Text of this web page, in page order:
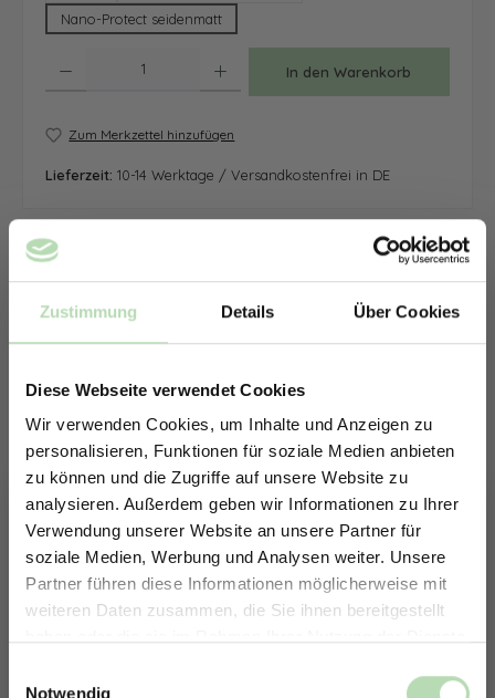
Zustimmung Details Über Cookies
Diese Webseite verwendet Cookies
Wir verwenden Cookies, um Inhalte und Anzeigen zu
personalisieren, Funktionen für soziale Medien anbieten
zu können und die Zugriffe auf unsere Website zu
analysieren. Außerdem geben wir Informationen zu Ihrer
Verwendung unserer Website an unsere Partner für
soziale Medien, Werbung und Analysen weiter. Unsere
Partner führen diese Informationen möglicherweise mit
weiteren Daten zusammen, die Sie ihnen bereitgestellt
Notwendig
Nano-Protect seidenmatt
In den Warenkorb
Zum Merkzettel hinzufügen
Lieferzeit: 10-14 Werktage / Versandkostenfrei in DE
Erstelle in nur 4 Schritten deine
ERHALTE 5% RABATT AUF
DEINE RÜCKWÄNDE